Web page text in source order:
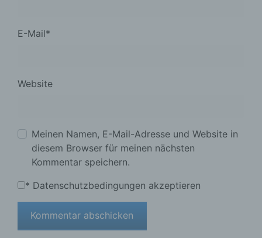
E-Mail*
Website
Meinen Namen, E-Mail-Adresse und Website in
diesem Browser für meinen nächsten
Kommentar speichern.
* Datenschutzbedingungen akzeptieren